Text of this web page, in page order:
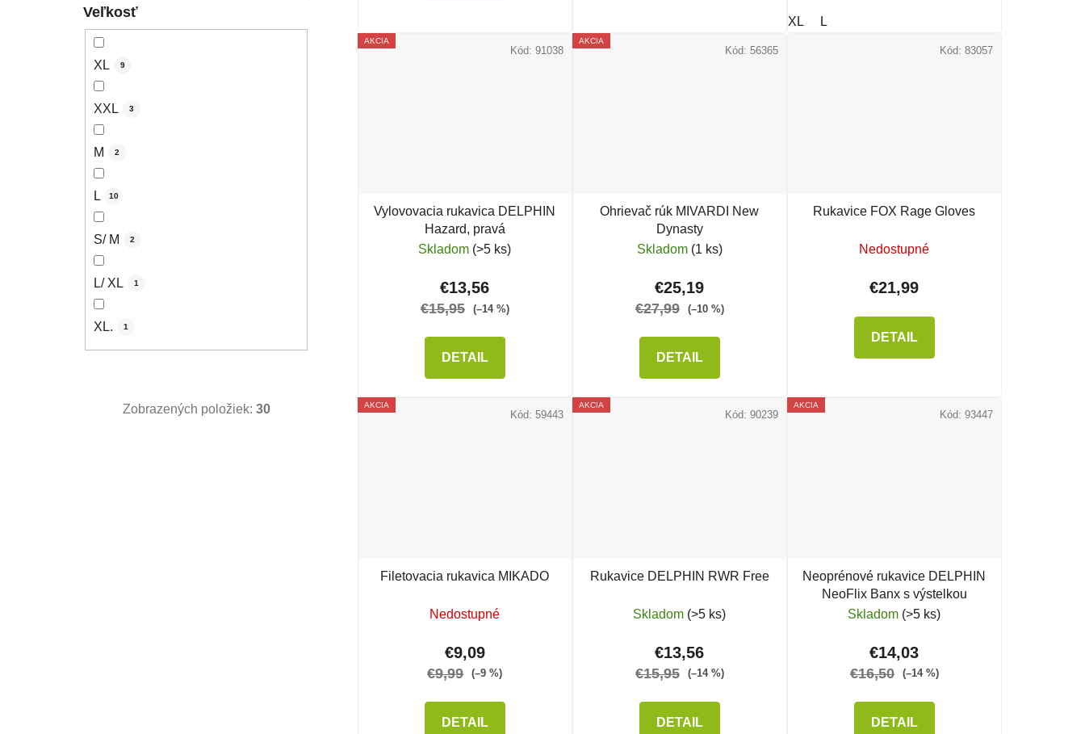
Veľkosť
XL 9
XXL 3
M 2
L 10
S/ M 2
L/ XL 1
XL. 1
Zobrazených položiek: 30
XL L
AKCIA
Vylovovacia rukavica DELPHIN
Hazard, pravá
Skladom (>5 ks)
€13,56
€15,95 (–14 %)
DETAIL
Kód: 91038
AKCIA
Ohrievač rúk MIVARDI New
Dynasty
Skladom (1 ks)
€25,19
€27,99 (–10 %)
DETAIL
Kód: 56365
Rukavice FOX Rage Gloves
Nedostupné
€21,99
DETAIL
Kód: 83057
AKCIA
Filetovacia rukavica MIKADO
Nedostupné
€9,09
€9,99 (–9 %)
DETAIL
Kód: 59443
AKCIA
Rukavice DELPHIN RWR Free
Skladom (>5 ks)
€13,56
€15,95 (–14 %)
DETAIL
Kód: 90239
AKCIA
Neoprénové rukavice DELPHIN
NeoFlix Banx s výstelkou
Skladom (>5 ks)
€14,03
€16,50 (–14 %)
DETAIL
Kód: 93447